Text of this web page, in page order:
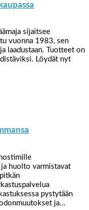
sijaitsee
vuonna 1983, sen
laadustaan. Tuotteet on
Löydät nyt
huolto varmistavat
pystytään
ja…